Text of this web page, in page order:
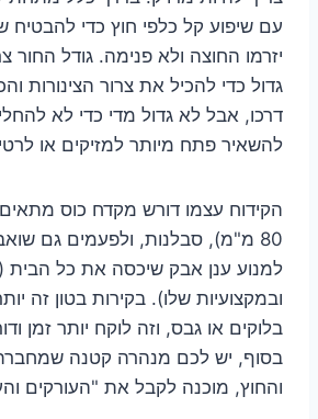
עם שיפוע קל כלפי חוץ כדי להבטיח
יזרמו החוצה ולא פנימה. גודל החור
גדול כדי להכיל את צרור הצינורות
דרכו, אבל לא גדול מדי כדי לא
להשאיר פתח מיותר למזיקים או
80 מ"מ), סבלנות, ולפעמים גם
למנוע ענן אבק שיכסה את כל הבית
ובמקצועיות שלו). בקירות בטון זה
בלוקים או גבס, וזה לוקח יותר זמן
בסוף, יש לכם מנהרה קטנה
והחוץ, מוכנה לקבל את "העורקים